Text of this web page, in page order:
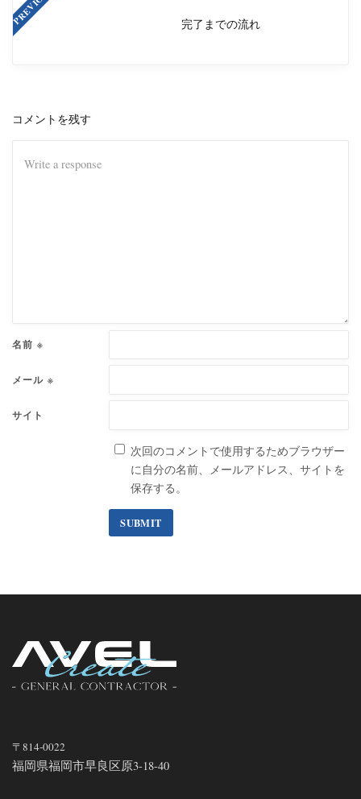
完了までの流れ
コメントを残す
名前 ※
メール ※
サイト
次回のコメントで使用するためブラウザー
に自分の名前、メールアドレス、サイトを
保存する。
〒814-0022
福岡県福岡市早良区原3-18-40